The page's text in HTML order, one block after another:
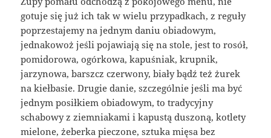
gotuje się już ich tak w wielu przypadkach, z reguły
poprzestajemy na jednym daniu obiadowym,
jednakowoż jeśli pojawiają się na stole, jest to rosół,
pomidorowa, ogórkowa, kapuśniak, krupnik,
jarzynowa, barszcz czerwony, biały bądź też żurek
na kiełbasie. Drugie danie, szczególnie jeśli ma być
jednym posiłkiem obiadowym, to tradycyjny
schabowy z ziemniakami i kapustą duszoną, kotlety
mielone, żeberka pieczone, sztuka mięsa bez